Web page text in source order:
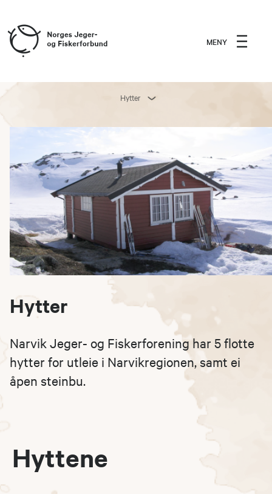
MENY
Hytter
Hytter
​​​​​​​​​​​Narvik Jeger- og Fiskerforening har 5 flotte
hytter for utleie i Narvikregionen, samt ei
åpen steinbu.
Hyttene